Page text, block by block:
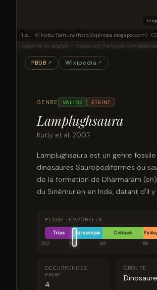
GENRE VALIDE ÉTEINT
Lamplughsaura
Kutty et al. 2007
Lamplughsaura est un genre
dinosaures Sauropodiformes ou
de la formation de Dharmaram
du Sinémurien en Inde, datant d'il
est Lamplughsaura dharmaramensis.
PLAGE TEMPORELLE
Trias Jurassique Crétacé
252
201 145 66
OCCURRENCES
PBDB
4
GROUPE
Lamplughsaura dharmarasensis, a basal sauropodomorph from the Lower Jurassic of India, after description by T.S. Kutty et al., 2007, pencil drawing, digital coloring
© Nobu Tamura (http://spinops.blogspot.com) ·
Légende en anglais — traduction française non
PBDB ↗ Wikipedia ↗